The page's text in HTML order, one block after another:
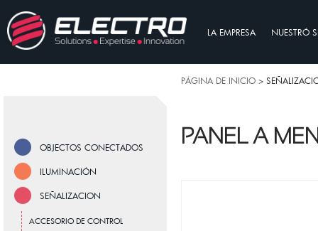
LA EMPRESA NUESTRÓ
PÁGINA DE INICIO >
OBJECTOS CONECTADOS
ILUMINACIÓN
SEÑALIZACION
ACCESORIO DE CONTROL
PANEL A